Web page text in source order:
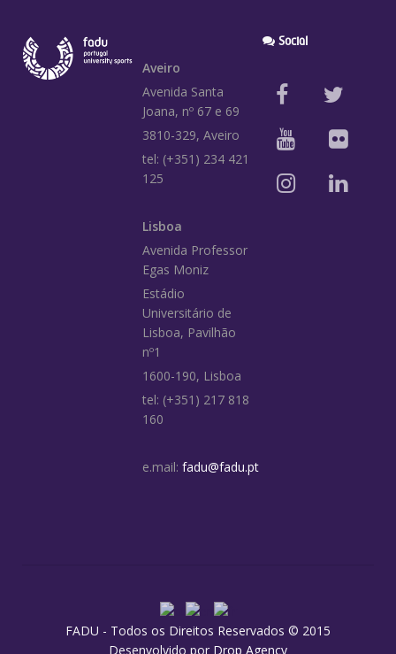
Aveiro
Avenida Santa
Joana, nº 67 e 69
3810-329, Aveiro
tel: (+351) 234 421
125
Lisboa
Avenida Professor
Egas Moniz
Estádio
Universitário de
Lisboa, Pavilhão
nº1
1600-190, Lisboa
tel: (+351) 217 818
160
e.mail: fadu@fadu.pt
Social
FADU - Todos os Direitos Reservados © 2015
Desenvolvido por Drop Agency